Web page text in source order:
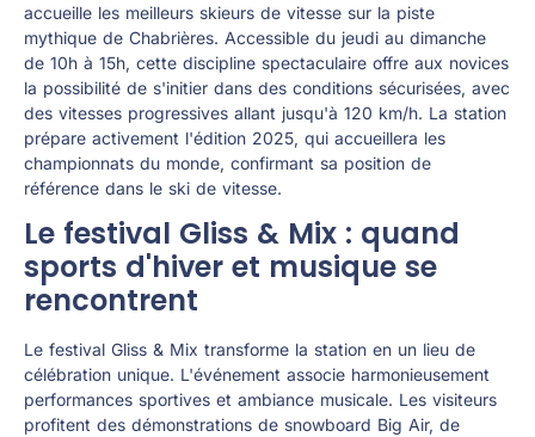
accueille les meilleurs skieurs de vitesse sur la piste
mythique de Chabrières. Accessible du jeudi au dimanche
de 10h à 15h, cette discipline spectaculaire offre aux novices
la possibilité de s'initier dans des conditions sécurisées, avec
des vitesses progressives allant jusqu'à 120 km/h. La station
prépare activement l'édition 2025, qui accueillera les
championnats du monde, confirmant sa position de
référence dans le ski de vitesse.
Le festival Gliss & Mix : quand
sports d'hiver et musique se
rencontrent
Le festival Gliss & Mix transforme la station en un lieu de
célébration unique. L'événement associe harmonieusement
performances sportives et ambiance musicale. Les visiteurs
profitent des démonstrations de snowboard Big Air, de